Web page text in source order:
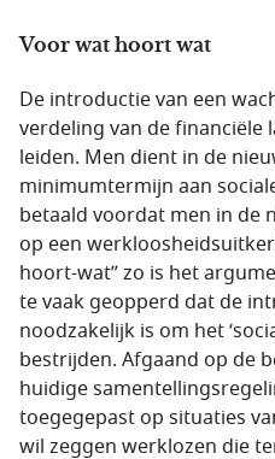
Voor wat hoort wat
De introductie van een
verdeling van de financiële
leiden. Men dient in de
minimumtermijn aan
betaald voordat men in de
op een
hoort-wat” zo is het
te vaak geopperd dat de
noodzakelijk is om het
bestrijden. Afgaand op de
huidige
toegegepast op situaties
wil zeggen werklozen die